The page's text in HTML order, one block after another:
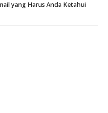
yang Harus Anda Ketahui